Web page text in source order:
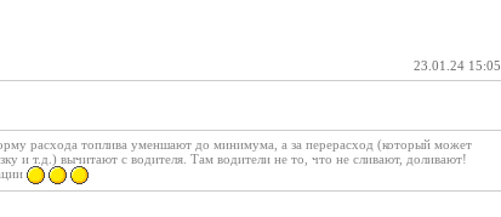
23.01.24 15:05
расхода топлива уменшают до минимума, а за перерасход (который может
и т.д.) вычитают с водителя. Там водители не то, что не сливают, доливают!